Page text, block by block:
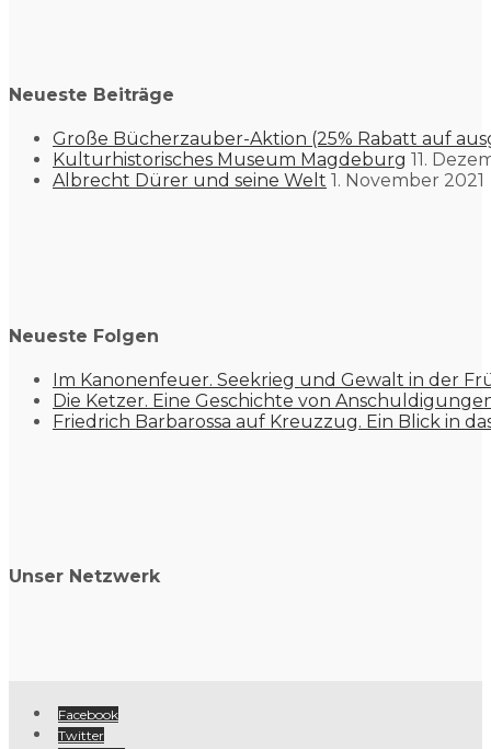
Neueste Beiträge
Große Bücherzauber-Aktion (25% Rabatt auf
Kulturhistorisches Museum Magdeburg 11.
Albrecht Dürer und seine Welt 1. November 2021
Neueste Folgen
Im Kanonenfeuer. Seekrieg und Gewalt in der
Die Ketzer. Eine Geschichte von
Friedrich Barbarossa auf Kreuzzug. Ein Blick in
Unser Netzwerk
Facebook
Twitter